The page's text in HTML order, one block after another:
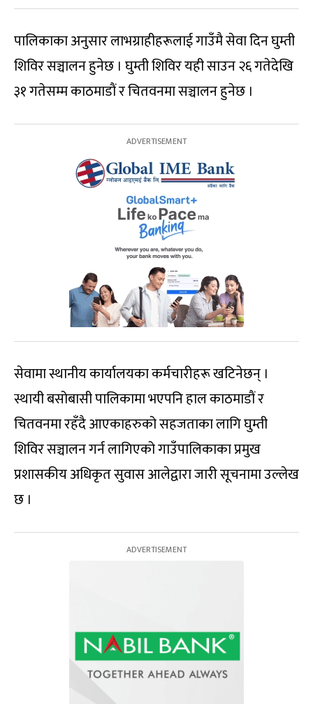
पालिकाका अनुसार लाभग्राहीहरूलाई गाउँमै सेवा दिन घुम्ती
शिविर सञ्चालन हुनेछ । घुम्ती शिविर यही साउन २६ गतेदेखि
३१ गतेसम्म काठमाडाैं र चितवनमा सञ्चालन हुनेछ ।
सेवामा स्थानीय कार्यालयका कर्मचारीहरू खटिनेछन् ।
स्थायी बसोबासी पालिकामा भएपनि हाल काठमाडाैं र
चितवनमा रहँदै आएकाहरुको सहजताका लागि घुम्ती
शिविर सञ्चालन गर्न लागिएको गाउँपालिकाका प्रमुख
प्रशासकीय अधिकृत सुवास आलेद्वारा जारी सूचनामा उल्लेख
छ ।